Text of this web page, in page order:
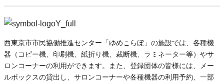
西東京市市民協働推進センター「ゆめこらぼ」の施設では、各種機
器（コピー機、印刷機、紙折り機、裁断機、ラミネーター等）やサ
ロンコーナーの利用ができます。また、登録団体の皆様には、メー
ルボックスの貸出し、サロンコーナーや各種機器の利用予約、一部